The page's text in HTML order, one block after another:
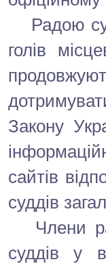
Радою
голів
Закону
сайтів
суддів
Члени
суддів у